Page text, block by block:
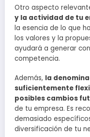
Otro aspecto
y la actividad de tu
la esencia de lo que
los valores y la
ayudará a generar
competencia.
Además, la
suficientemente
posibles cambios
de tu empresa. Es
demasiado
diversificación de tu